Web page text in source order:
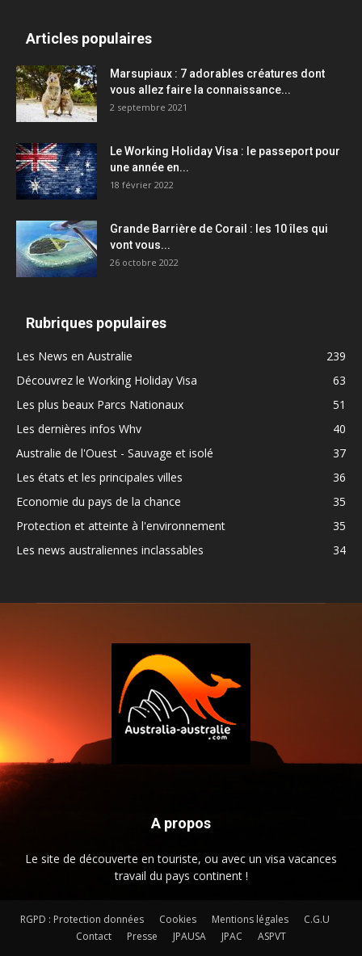
Articles populaires
Marsupiaux : 7 adorables créatures dont
vous allez faire la connaissance...
2 septembre 2021
Le Working Holiday Visa : le passeport pour
une année en...
18 février 2022
Grande Barrière de Corail : les 10 îles qui
vont vous...
26 octobre 2022
Rubriques populaires
Les News en Australie
239
Découvrez le Working Holiday Visa
63
Les plus beaux Parcs Nationaux
51
Les dernières infos Whv
40
Australie de l'Ouest - Sauvage et isolé
37
Les états et les principales villes
36
Economie du pays de la chance
35
Protection et atteinte à l'environnement
35
Les news australiennes inclassables
34
A propos
Le site de découverte en touriste, ou avec un visa vacances
travail du pays continent !
RGPD : Protection données Cookies Mentions légales
C.G.U
Contact
Presse JPAUSA JPAC ASPVT